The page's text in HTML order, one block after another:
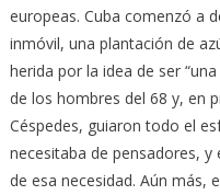
europeas. Cuba comenzó a
inmóvil, una plantación de
herida por la idea de ser
de los hombres del 68 y, en
Céspedes, guiaron todo el
necesitaba de pensadores,
de esa necesidad. Aún más,